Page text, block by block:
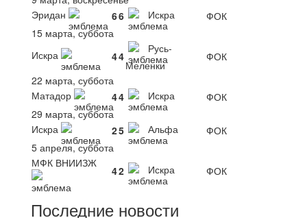
Эридан
66 Искра
ФОК
15 марта, суббота
Искра
44
Русь-
Меленки
ФОК
22 марта, суббота
Матадор
44 Искра
ФОК
29 марта, суббота
Искра
25 Альфа
ФОК
5 апреля, суббота
МФК ВНИИЗЖ
42 Искра ФОК
Последние новости